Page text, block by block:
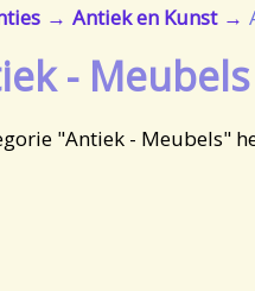
Antiek en Kunst
- Meubels
"Antiek - Meubels"